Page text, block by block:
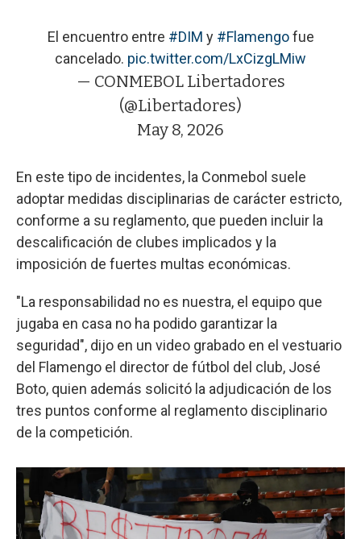
El encuentro entre #DIM y #Flamengofue
cancelado. pic.twitter.com/LxCizgLMiw
— CONMEBOL Libertadores
(@Libertadores)
May 8, 2026
En este tipo de incidentes, la Conmebol suele
adoptar medidas disciplinarias de carácter estricto,
conforme a su reglamento, que pueden incluir la
descalificación de clubes implicados y la
imposición de fuertes multas económicas.
"La responsabilidad no es nuestra, el equipo que
jugaba en casa no ha podido garantizar la
seguridad", dijo en un video grabado en el vestuario
del Flamengo el director de fútbol del club, José
Boto, quien además solicitó la adjudicación de los
tres puntos conforme al reglamento disciplinario
de la competición.